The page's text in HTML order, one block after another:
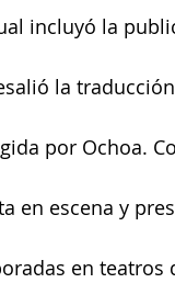
incluyó la
la
por Ochoa.
en escena y
en teatros